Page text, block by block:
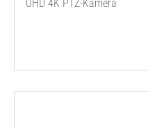
UHD 4K PTZ-Kamera